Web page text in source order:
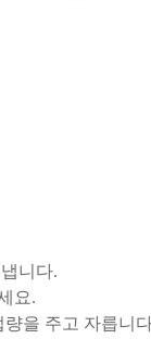
니다.
요.
을 주고 자릅니